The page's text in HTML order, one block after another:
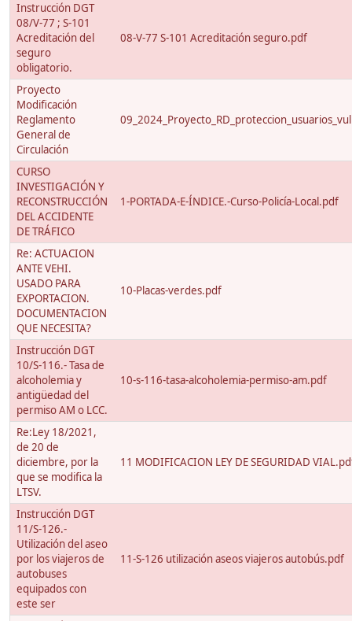
Instrucción DGT
08/V-77 ; S-101
Acreditación del
seguro
obligatorio.
08-V-77 S-101 Acreditación seguro.pdf
Proyecto
Modificación
Reglamento
General de
Circulación
CURSO
INVESTIGACIÓN Y
RECONSTRUCCIÓN
DEL ACCIDENTE
DE TRÁFICO
1-PORTADA-E-ÍNDICE.-Curso-Policía-Local.pdf
Re: ACTUACION
ANTE VEHI.
USADO PARA
EXPORTACION.
DOCUMENTACION
QUE NECESITA?
10-Placas-verdes.pdf
Instrucción DGT
10/S-116.- Tasa de
alcoholemia y
antigüedad del
permiso AM o LCC.
10-s-116-tasa-alcoholemia-permiso-am.pdf
Re:Ley 18/2021,
de 20 de
diciembre, por la
que se modifica la
LTSV.
11 MODIFICACION LEY DE SEGURIDAD
Instrucción DGT
11/S-126.-
Utilización del aseo
por los viajeros de
autobuses
equipados con
este ser
11-S-126 utilización aseos viajeros autobús.pdf